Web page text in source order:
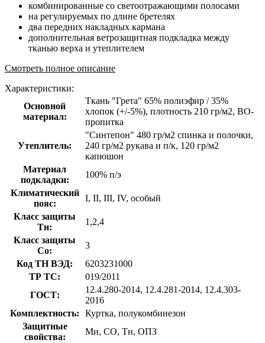
комбинированные со светоотражающими полосами
на регулируемых по длине бретелях
два передних накладных кармана
дополнительная ветрозащитная подкладка между
тканью верха и утеплителем
Смотреть полное описание
Характеристики:
Основной
материал:
Ткань "Грета" 65% полиэфир / 35%
хлопок (+/-5%), плотность 210 гр/м2, ВО-
пропитка
Утеплитель:
"Синтепон" 480 гр/м2 спинка и полочки,
240 гр/м2 рукава и п/к, 120 гр/м2
капюшон
Материал
подкладки:
100% п/э
Климатический
пояс:
I, II, III, IV, особый
Класс защиты
Тн:
1,2,4
Класс защиты
Со:
3
Код ТН ВЭД:
6203231000
ТР ТС:
019/2011
ГОСТ:
12.4.280-2014, 12.4.281-2014, 12.4.303-
2016
Комплектность:
Куртка, полукомбинезон
Защитные
свойства:
Ми, СО, Тн, ОПЗ